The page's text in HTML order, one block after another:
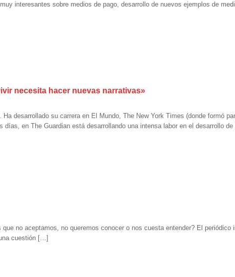
interesantes sobre medios de pago, desarrollo de nuevos ejemplos de
necesita hacer nuevas narrativas»
desarrollado su carrera en El Mundo, The New York Times (donde formó
en The Guardian está desarrollando una intensa labor en el desarrollo
no aceptamos, no queremos conocer o nos cuesta entender? El periódico
cuestión […]